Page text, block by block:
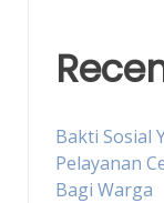
Bakti Sosial
Pelayanan
Bagi Warga